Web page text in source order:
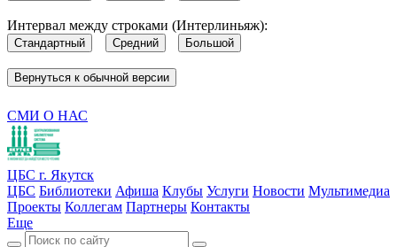
Интервал между строками (Интерлиньяж):
Стандартный Средний Большой
Вернуться к обычной версии
СМИ О НАС
ЦБС г. Якутск
ЦБС Библиотеки Афиша Клубы Услуги Новости Мультимедиа
Проекты Коллегам Партнеры Контакты
Еще